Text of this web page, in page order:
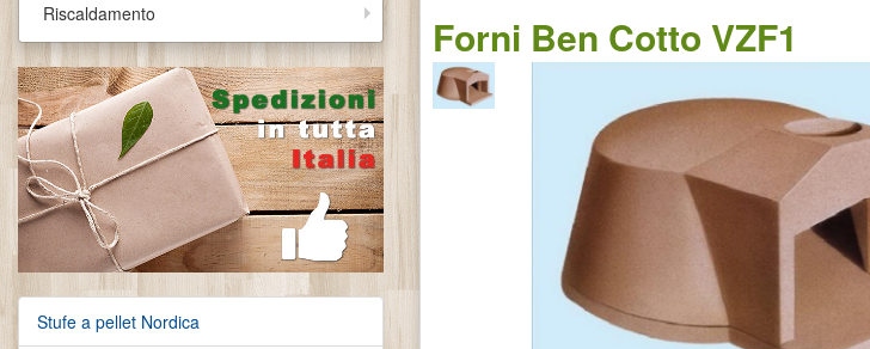
Riscaldamento
Stufe a pellet Nordica
Forni Ben Cotto VZF1